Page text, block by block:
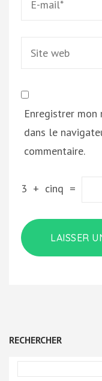
Enregistrer
dans le
commentaire.
3 + cinq =
RECHERCHER